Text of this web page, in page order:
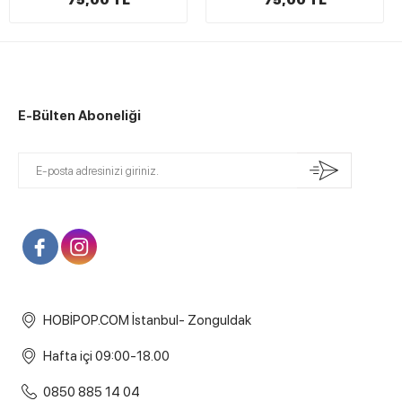
E-Bülten Aboneliği
HOBİPOP.COM İstanbul- Zonguldak
Hafta içi 09:00-18.00
0850 885 14 04